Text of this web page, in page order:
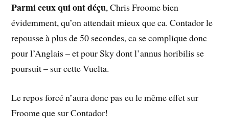
Parmi ceux qui ont déçu, Chris Froome bien
évidemment, qu’on attendait mieux que ca. Contador le
repousse à plus de 50 secondes, ca se complique donc
pour l’Anglais – et pour Sky dont l’annus horibilis se
poursuit – sur cette Vuelta.
Le repos forcé n’aura donc pas eu le même effet sur
Froome que sur Contador!